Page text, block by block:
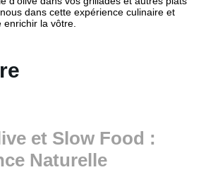
dans cette expérience culinaire et
enrichir la vôtre.
et Slow Food :
Naturelle